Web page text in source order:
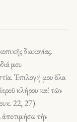
διακονίας.
μου
Ἐπιλογή μου ὅλα
κλήρου καί τῶν
22, 27).
ἀποτιμήσω τήν